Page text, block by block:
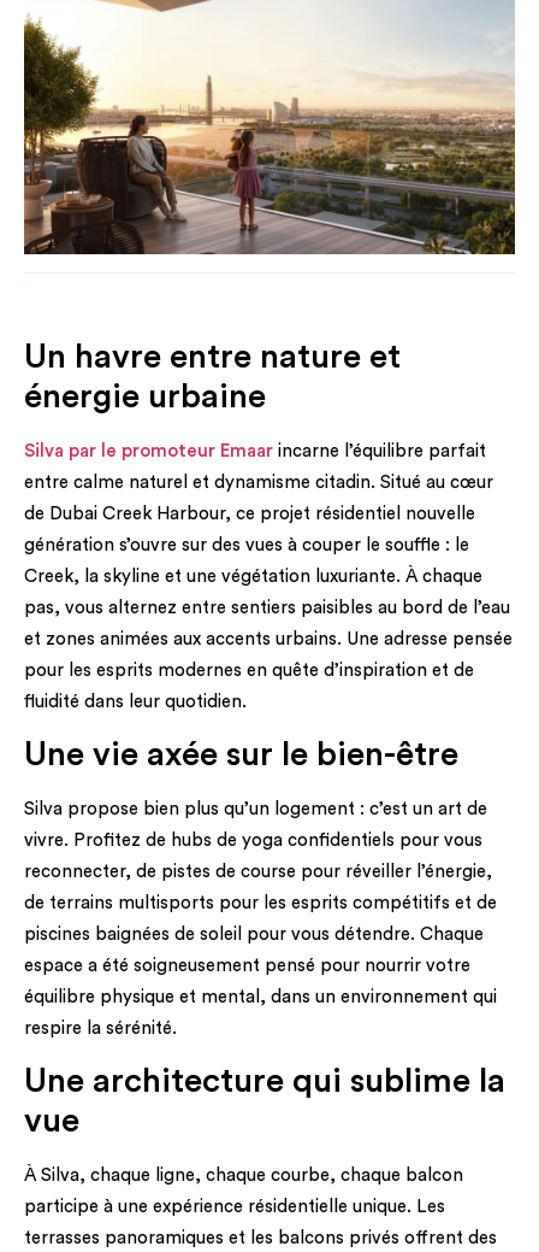
Un havre entre nature et
énergie urbaine
Silva par le promoteur Emaar incarne l’équilibre parfait
entre calme naturel et dynamisme citadin. Situé au cœur
de Dubai Creek Harbour, ce projet résidentiel nouvelle
génération s’ouvre sur des vues à couper le souffle : le
Creek, la skyline et une végétation luxuriante. À chaque
pas, vous alternez entre sentiers paisibles au bord de l’eau
et zones animées aux accents urbains. Une adresse pensée
pour les esprits modernes en quête d’inspiration et de
fluidité dans leur quotidien.
Une vie axée sur le bien-être
Silva propose bien plus qu’un logement : c’est un art de
vivre. Profitez de hubs de yoga confidentiels pour vous
reconnecter, de pistes de course pour réveiller l’énergie,
de terrains multisports pour les esprits compétitifs et de
piscines baignées de soleil pour vous détendre. Chaque
espace a été soigneusement pensé pour nourrir votre
équilibre physique et mental, dans un environnement qui
respire la sérénité.
Une architecture qui sublime la
vue
À Silva, chaque ligne, chaque courbe, chaque balcon
participe à une expérience résidentielle unique. Les
terrasses panoramiques et les balcons privés offrent des